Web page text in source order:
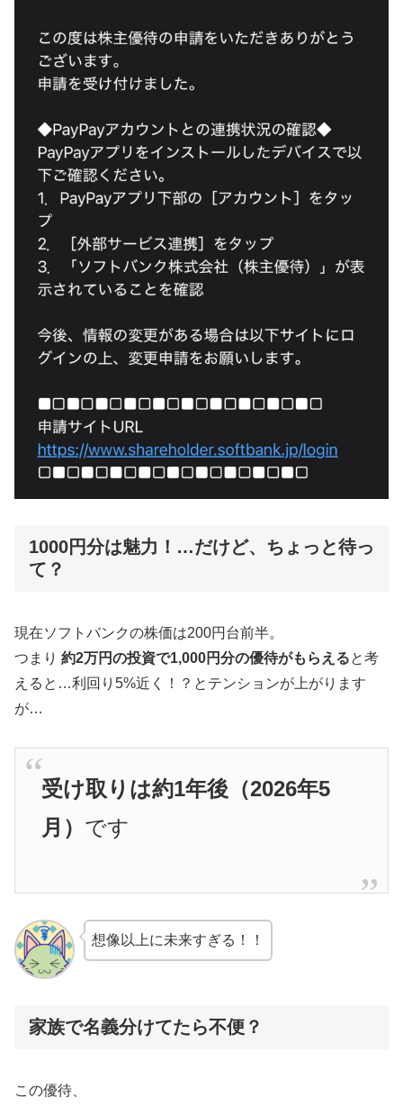
1000円分は魅力！…だけど、ちょっと待っ
て？
現在ソフトバンクの株価は200円台前半。
つまり 約2万円の投資で1,000円分の優待がもらえると考
えると…利回り5%近く！？とテンションが上がります
が…
受け取りは約1年後（2026年5
月） です
想像以上に未来すぎる！！
家族で名義分けてたら不便？
この優待、